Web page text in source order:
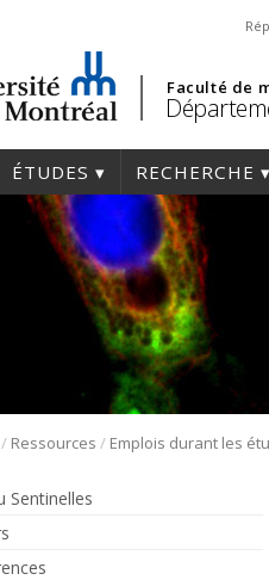
Faculté de
ÉTUDES RECHERCHE
/ Ressources / Emplois durant les
Sentinelles